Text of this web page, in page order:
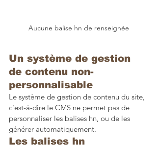
Aucune balise hn de renseignée
Un système de gestion
de contenu non-
personnalisable
Le système de gestion de contenu du site,
c'est-à-dire le CMS ne permet pas de
personnaliser les balises hn, ou de les
générer automatiquement.
Les balises hn